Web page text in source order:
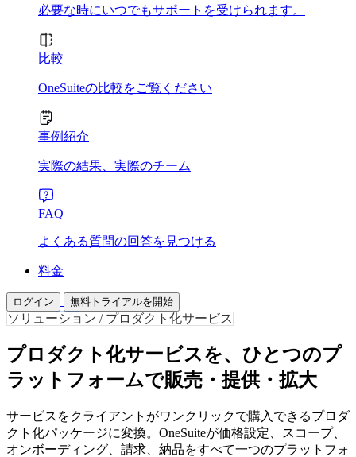
必要な時にいつでもサポートを受けられます。
比較
OneSuiteの比較をご覧ください
事例紹介
実際の結果、実際のチーム
FAQ
よくある質問の回答を見つける
料金
ログイン 無料トライアルを開始
ソリューション / プロダクト化サービス
プロダクト化サービスを、ひとつのプ
ラットフォームで販売・提供・拡大
サービスをクライアントがワンクリックで購入できるプロダ
クト化パッケージに変換。OneSuiteが価格設定、スコープ、
オンボーディング、請求、納品をすべて一つのプラットフォ